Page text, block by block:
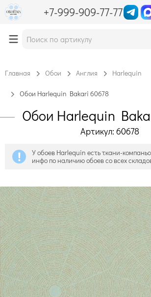
+7-999-909-77-77
Главная Обои Англия Harlequin
Обои Harlequin Bakari 60678
Обои Harlequin
Артикул: 60678
У обоев Harlequin есть ткани-
инфо по наличию обоев со всех